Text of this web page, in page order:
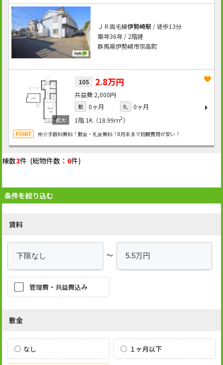
ＪＲ両毛線伊勢崎駅/ 徒歩13分
築年36年 / 2階建
群馬県伊勢崎市宗高町
105 2.8万円
2,000円
敷 0ヶ月 礼
0ヶ月
1階 1K（18.99ｍ2）
仲介手数料無料！敷金・礼金無料！8月末まで初期費用が安い！
棟数3件 (総物件数： 6件)
条件を絞り込む
賃料
～
管理費・共益費込み
敷金
なし １ヶ月以下